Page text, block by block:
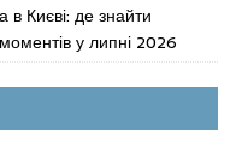
в Києві: де знайти
у липні 2026